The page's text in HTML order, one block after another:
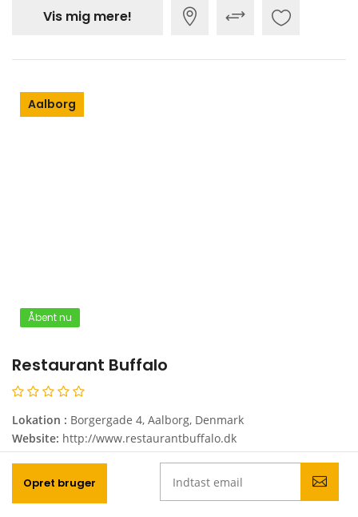
Vis mig mere!
Aalborg
Åbent nu
Restaurant Buffalo
Lokation : Borgergade 4, Aalborg, Denmark
Website: http://www.restaurantbuffalo.dk
Telefon: +45 98133939
Vis mig mere!
Opret bruger